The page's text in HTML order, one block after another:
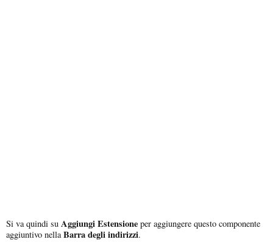
Si va quindi su Aggiungi Estensione per aggiungere questo componente
aggiuntivo nellaBarradegli indirizzi.